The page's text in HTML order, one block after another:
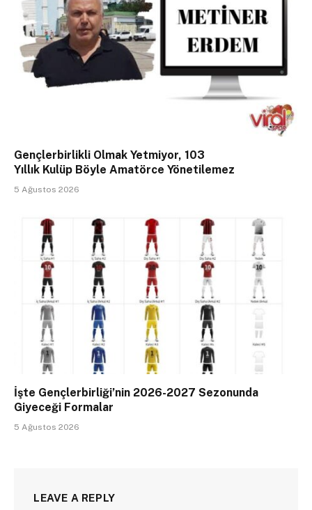
Gençlerbirlikli Olmak Yetmiyor, 103
Yıllık Kulüp Böyle Amatörce Yönetilemez
5 Ağustos 2026
İşte Gençlerbirliği’nin 2026-2027 Sezonunda
Giyeceği Formalar
5 Ağustos 2026
LEAVE A REPLY